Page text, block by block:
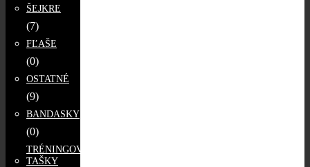
ŠEJKRE
(7)
FĽAŠE
(0)
OSTATNÉ
(9)
BANDASKY
(0)
TRÉNINGOVÉ
TAŠKY